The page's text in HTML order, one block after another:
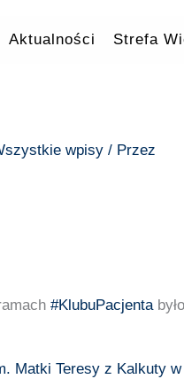
Aktualności Strefa
wpisy / Przez
#KlubuPacjenta
Matki Teresy z Kalkuty